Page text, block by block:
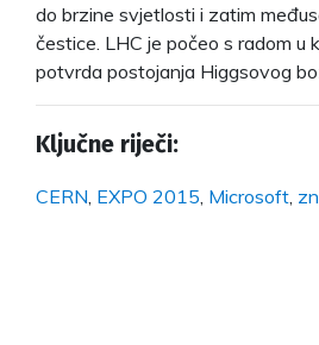
do brzine svjetlosti i zatim
čestice. LHC je počeo s radom u
potvrda postojanja Higgsovog
Ključne riječi:
CERN, EXPO 2015, Microsoft,